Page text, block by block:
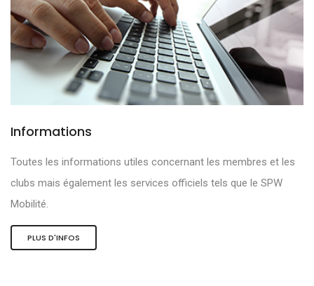
Informations
Toutes les informations utiles concernant les membres et les
clubs mais également les services officiels tels que le SPW
Mobilité.
PLUS D'INFOS